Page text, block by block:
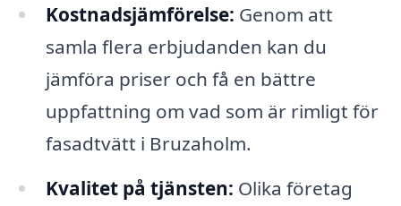
Kostnadsjämförelse: Genom att
samla flera erbjudanden kan du
jämföra priser och få en bättre
uppfattning om vad som är rimligt för
fasadtvätt i Bruzaholm.
Kvalitet på tjänsten: Olika företag